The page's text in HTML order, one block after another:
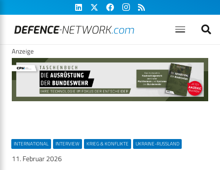
Anzeige
INTERNATIONAL INTERVIEW KRIEG & KONFLIKTE UKRAINE-RUSSLAND
11. Februar 2026